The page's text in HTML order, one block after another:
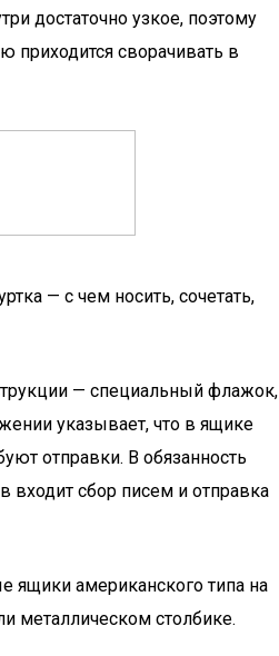
достаточно узкое, поэтому
приходится сворачивать в
— с чем носить, сочетать,
— специальный флажок,
указывает, что в ящике
отправки. В обязанность
входит сбор писем и отправка
ящики американского типа на
металлическом столбике.